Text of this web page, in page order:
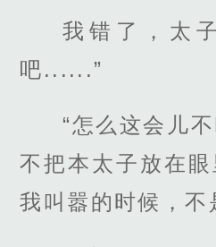
我错了，太
吧......”
“怎么这会儿
不把本太子放在
我叫嚣的时候，不